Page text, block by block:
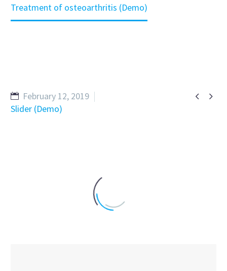
Treatment of osteoarthritis (Demo)
 
February 12, 2019
Slider (Demo)